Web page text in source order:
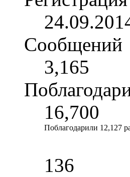
Сообщений
3,165
16,700
Поблагодарили 12,127
136